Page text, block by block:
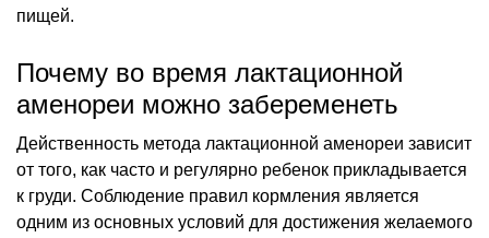
пищей.
Почему во время лактационной
аменореи можно забеременеть
Действенность метода лактационной аменореи зависит
от того, как часто и регулярно ребенок прикладывается
к груди. Соблюдение правил кормления является
одним из основных условий для достижения желаемого